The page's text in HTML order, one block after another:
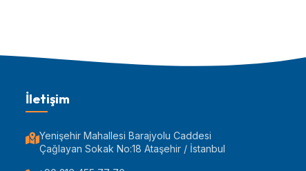
İletişim
Yenişehir Mahallesi Barajyolu Caddesi
Çağlayan Sokak No:18 Ataşehir / İstanbul